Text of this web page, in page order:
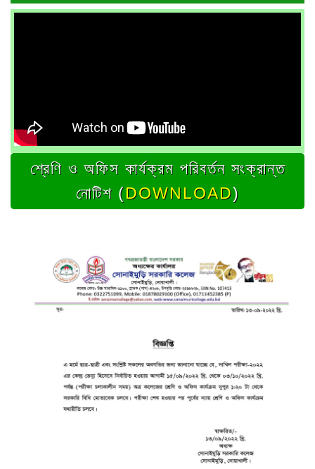
শ্রেণি ও অফিস কার্যক্রম পরিবর্তন সংক্রান্ত
নোটিশ (DOWNLOAD)